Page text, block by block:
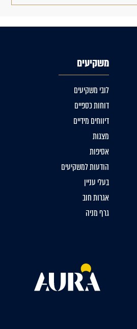
משקיעים
לובי משקיעים
דוחות כספיים
דיווחים מידיים
מצגות
אסיפות
הודעות למשקיעים
בעלי עניין
אגרות חוב
גרף מניה